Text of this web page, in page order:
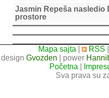
Jasmin Repeša nasledio
prostore
Mapa sajta | RSS
design Gvozden | power
Početna
Sva prava su